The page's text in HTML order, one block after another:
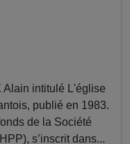
Alain intitulé L'église
publié en 1983.
de la Société
s’inscrit dans...